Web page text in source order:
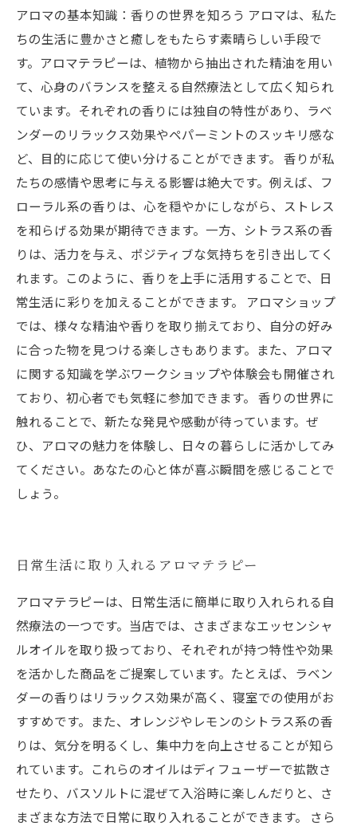
アロマの基本知識：香りの世界を知ろう アロマは、私た
ちの生活に豊かさと癒しをもたらす素晴らしい手段で
す。アロマテラピーは、植物から抽出された精油を用い
て、心身のバランスを整える自然療法として広く知られ
ています。それぞれの香りには独自の特性があり、ラベ
ンダーのリラックス効果やペパーミントのスッキリ感な
ど、目的に応じて使い分けることができます。 香りが私
たちの感情や思考に与える影響は絶大です。例えば、フ
ローラル系の香りは、心を穏やかにしながら、ストレス
を和らげる効果が期待できます。一方、シトラス系の香
りは、活力を与え、ポジティブな気持ちを引き出してく
れます。このように、香りを上手に活用することで、日
常生活に彩りを加えることができます。 アロマショップ
では、様々な精油や香りを取り揃えており、自分の好み
に合った物を見つける楽しさもあります。また、アロマ
に関する知識を学ぶワークショップや体験会も開催され
ており、初心者でも気軽に参加できます。 香りの世界に
触れることで、新たな発見や感動が待っています。ぜ
ひ、アロマの魅力を体験し、日々の暮らしに活かしてみ
てください。あなたの心と体が喜ぶ瞬間を感じることで
しょう。
日常生活に取り入れるアロマテラピー
アロマテラピーは、日常生活に簡単に取り入れられる自
然療法の一つです。当店では、さまざまなエッセンシャ
ルオイルを取り扱っており、それぞれが持つ特性や効果
を活かした商品をご提案しています。たとえば、ラベン
ダーの香りはリラックス効果が高く、寝室での使用がお
すすめです。また、オレンジやレモンのシトラス系の香
りは、気分を明るくし、集中力を向上させることが知ら
れています。これらのオイルはディフューザーで拡散さ
せたり、バスソルトに混ぜて入浴時に楽しんだりと、さ
まざまな方法で日常に取り入れることができます。 さら